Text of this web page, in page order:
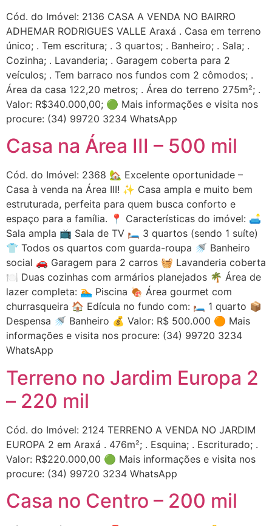
Cód. do Imóvel: 2136 CASA A VENDA NO BAIRRO
ADHEMAR RODRIGUES VALLE Araxá . Casa em terreno
único; . Tem escritura; . 3 quartos; . Banheiro; . Sala; .
Cozinha; . Lavanderia; . Garagem coberta para 2
veículos; . Tem barraco nos fundos com 2 cômodos; .
Área da casa 122,20 metros; . Área do terreno 275m²; .
Valor: R$340.000,00; 🟢 Mais informações e visita nos
procure: (34) 99720 3234 WhatsApp
Casa na Área III – 500 mil
Cód. do Imóvel: 2368 🏡 Excelente oportunidade –
Casa à venda na Área III! ✨ Casa ampla e muito bem
estruturada, perfeita para quem busca conforto e
espaço para a família. 📍 Características do imóvel: 🛋
Sala ampla 📺 Sala de TV 🛏 3 quartos (sendo 1 suíte)
👕 Todos os quartos com guarda-roupa 🚿 Banheiro
social 🚗 Garagem para 2 carros 🧺 Lavanderia coberta
🍽️ Duas cozinhas com armários planejados 🌴 Área de
lazer completa: 🏊 Piscina 🍖 Área gourmet com
churrasqueira 🏠 Edícula no fundo com: 🛏 1 quarto 📦
Despensa 🚿 Banheiro 💰 Valor: R$ 500.000 🟠 Mais
informações e visita nos procure: (34) 99720 3234
WhatsApp
Terreno no Jardim Europa 2
– 220 mil
Cód. do Imóvel: 2124 TERRENO A VENDA NO JARDIM
EUROPA 2 em Araxá . 476m²; . Esquina; . Escriturado; .
Valor: R$220.000,00 🟢 Mais informações e visita nos
procure: (34) 99720 3234 WhatsApp
Casa no Centro – 200 mil